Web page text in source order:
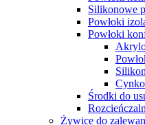
Silikonowe
Powłoki
Powłoki
Środki do
Żywice do